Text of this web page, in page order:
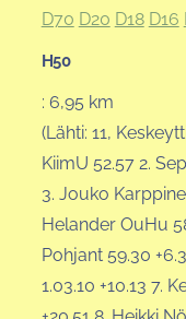
D70 D20 D18 D16
H50
: 6,95 km
(Lähti: 11,
KiimU 52.57 2.
3. Jouko
Helander OuHu
Pohjant 59.30
1.03.10 +10.13 7.